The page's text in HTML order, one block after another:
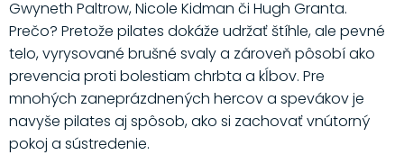
Gwyneth Paltrow, Nicole Kidman či Hugh Granta.
Prečo? Pretože pilates dokáže udržať štíhle, ale pevné
telo, vyrysované brušné svaly a zároveň pôsobí ako
prevencia proti bolestiam chrbta a kĺbov. Pre
mnohých zaneprázdnených hercov a spevákov je
navyše pilates aj spôsob, ako si zachovať vnútorný
pokoj a sústredenie.